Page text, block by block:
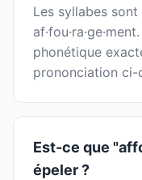
Les syllabes
phonétique
prononciation ci-
Est-ce que
épeler ?